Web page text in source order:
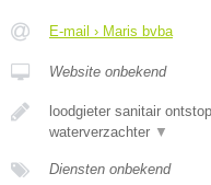
E-mail › Maris bvba
Website onbekend
loodgieter sanitair
waterverzachter ▼
Diensten onbekend